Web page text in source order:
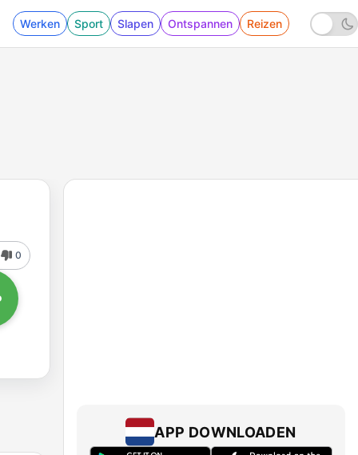
Werken Sport Slapen Ontspannen Reizen
0
APP DOWNLOADEN